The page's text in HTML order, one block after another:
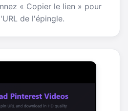
« Copier le lien » pour
de l'épingle.